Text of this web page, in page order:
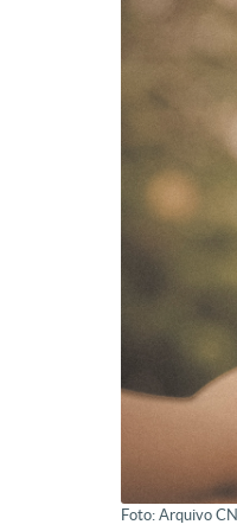
Foto: Arquivo CN